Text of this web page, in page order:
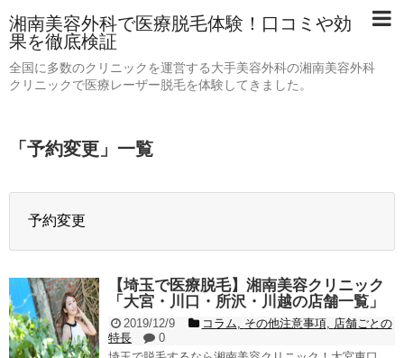
湘南美容外科で医療脱毛体験！口コミや効
果を徹底検証
全国に多数のクリニックを運営する大手美容外科の湘南美容外科
クリニックで医療レーザー脱毛を体験してきました。
「 予約変更 」 一覧
予約変更
【埼玉で医療脱毛】湘南美容クリニック
「大宮・川口・所沢・川越の店舗一覧」
2019/12/9 コラム, その他注意事項, 店舗ごとの
特長
0